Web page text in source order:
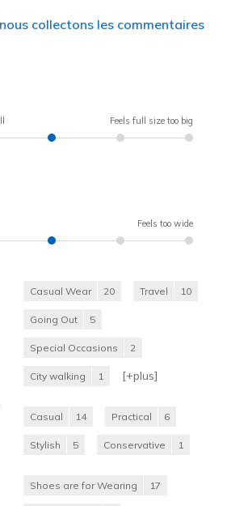
collectons les commentaires
Feels full size too big
Feels too wide
Casual Wear 20 Travel 10
Going Out 5
Special Occasions 2
City walking 1 [+plus]
Casual 14 Practical 6
Stylish 5 Conservative 1
Shoes are for Wearing 17